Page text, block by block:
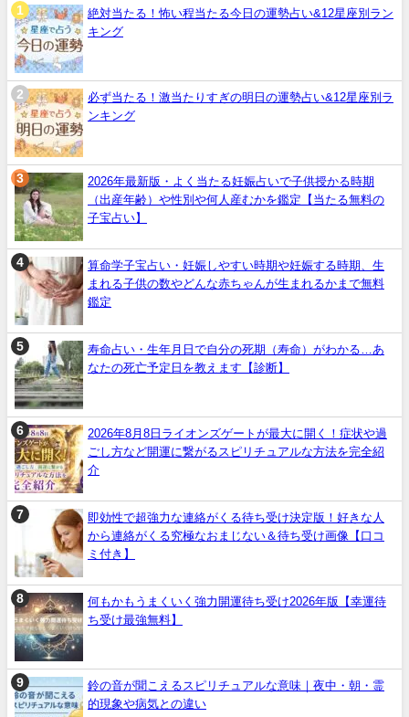
絶対当たる！怖い程当たる今日の運勢占い&12星座別ラン
キング
必ず当たる！激当たりすぎの明日の運勢占い&12星座別ラ
ンキング
2026年最新版・よく当たる妊娠占いで子供授かる時期
（出産年齢）や性別や何人産むかを鑑定【当たる無料の
子宝占い】
算命学子宝占い・妊娠しやすい時期や妊娠する時期、生
まれる子供の数やどんな赤ちゃんが生まれるかまで無料
鑑定
寿命占い・生年月日で自分の死期（寿命）がわかる…あ
なたの死亡予定日を教えます【診断】
2026年8月8日ライオンズゲートが最大に開く！症状や過
ごし方など開運に繋がるスピリチュアルな方法を完全紹
介
即効性で超強力な連絡がくる待ち受け決定版！好きな人
から連絡がくる究極なおまじない＆待ち受け画像【口コ
ミ付き】
何もかもうまくいく強力開運待ち受け2026年版【幸運待
ち受け最強無料】
鈴の音が聞こえるスピリチュアルな意味｜夜中・朝・霊
的現象や病気との違い